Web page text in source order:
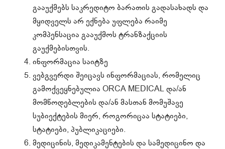
გააუქმებს საკრედიტო ბარათის გადასახადს და
მყიდველს არ ექნება უფლება რაიმე
კომპენსაცია გააუქმოს ტრანზაქციის
გაუქმებისთვის.
ინფორმაცია საიტზე
ვებგვერდი შეიცავს ინფორმაციას, რომელიც
გამოქვეყნებულია ORCA MEDICAL და/ან
მომწოდებლების და/ან მასთან მომუშავე
სუბიექტების მიერ, როგორიცაა სტატიები,
სტატიები, პუბლიკაციები.
მედიცინის, მედიკამენტების და სამედიცინო და